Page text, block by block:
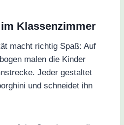
Klassenzimmer
macht richtig Spaß: Auf
malen die Kinder
Jeder gestaltet
und schneidet ihn